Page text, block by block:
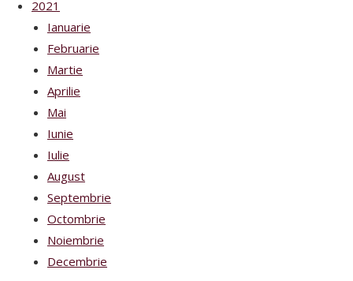
2021
Ianuarie
Februarie
Martie
Aprilie
Mai
Iunie
Iulie
August
Septembrie
Octombrie
Noiembrie
Decembrie